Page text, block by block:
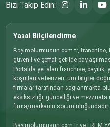
Bizi Takip Edin:
Yasal Bilgilendirme
Bayimolurmusun.com.tr, franchise,
güvenli ve şeffaf şekilde
Portalda yer alan franchise, bayilik,
koşulları ve benzeri tüm bilgiler
firmalar tarafından sağlanmakta
eksiksizliği, güncelliği ve mevzuata
firma/markanın sorumluluğundadır.
Bayimolurmusun.com.tr ve EREM